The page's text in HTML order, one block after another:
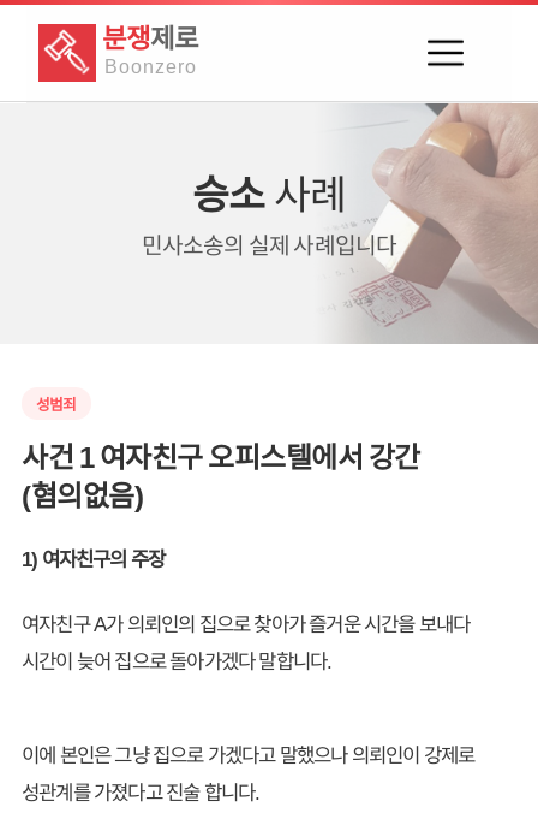
분쟁제로
Boonzero
승소사례
민사소송의 실제 사례입니다
성범죄
사건 1 여자친구 오피스텔에서 강간
(혐의없음)
1) 여자친구의 주장
여자친구 A가 의뢰인의 집으로 찾아가 즐거운 시간을 보내다
시간이 늦어 집으로 돌아가겠다 말합니다.
이에 본인은 그냥 집으로 가겠다고 말했으나 의뢰인이 강제로
성관계를 가졌다고 진술 합니다.